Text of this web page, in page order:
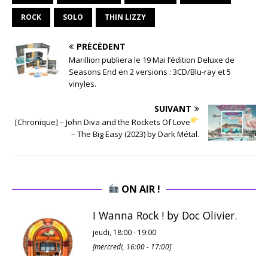
ROCK SOLO THIN LIZZY
PRÉCÉDENT
Marillion publiera le 19 Mai l’édition Deluxe de
Seasons End en 2 versions : 3CD/Blu-ray et 5
vinyles.
SUIVANT
[Chronique] – John Diva and the Rockets Of Love
– The Big Easy (2023) by Dark Métal.
ON AIR !
I Wanna Rock ! by Doc Olivier.
jeudi, 18:00- 19:00
[mercredi, 16:00- 17:00]